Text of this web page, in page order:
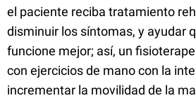
el paciente reciba tratamiento
disminuir los síntomas, y ayudar
funcione mejor; así, un
con ejercicios de mano con la
incrementar la movilidad de la